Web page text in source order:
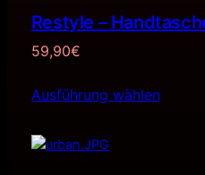
Restyle –
59,90€
Ausführung wählen